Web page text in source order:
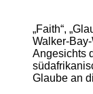
„Faith“,
Walker-
Angesichts
Glaube an